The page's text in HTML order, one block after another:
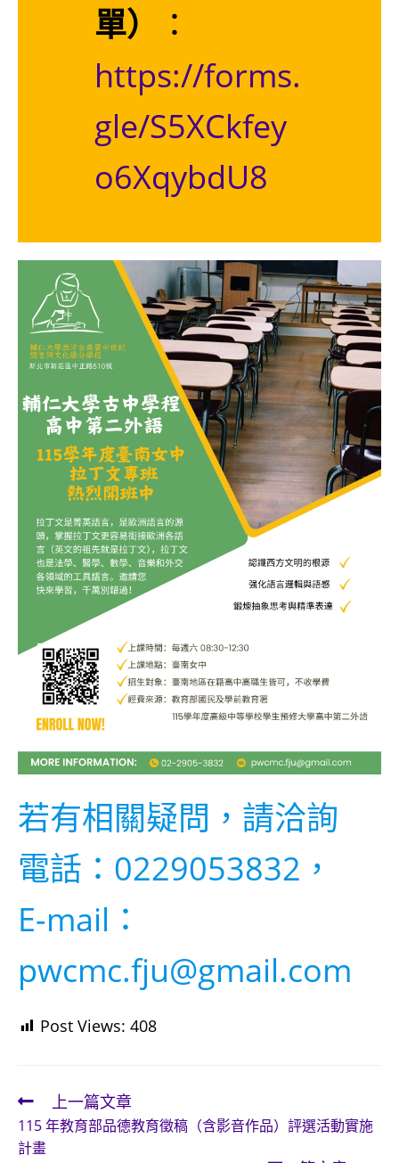
單）
：
https://forms.
gle/S5XCkfey
o6XqybdU8
若有相關疑問，請洽詢
電話：0229053832，
E-mail：
pwcmc.fju@gmail.com
Post Views: 408
Read
more
上一篇文章
115 年教育部品德教育徵稿（含影音作品）評選活動實施
計畫